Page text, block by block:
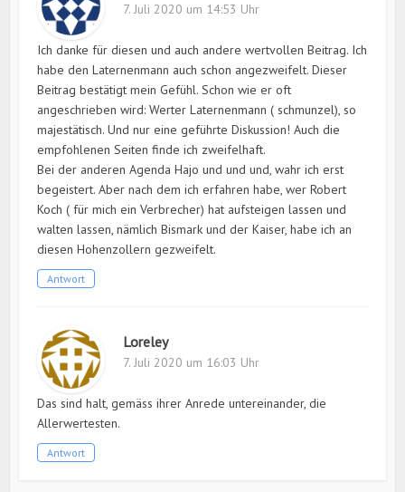
7. Juli 2020 um 14:53 Uhr
Ich danke für diesen und auch andere wertvollen Beitrag. Ich
habe den Laternenmann auch schon angezweifelt. Dieser
Beitrag bestätigt mein Gefühl. Schon wie er oft
angeschrieben wird: Werter Laternenmann ( schmunzel), so
majestätisch. Und nur eine geführte Diskussion! Auch die
empfohlenen Seiten finde ich zweifelhaft.
Bei der anderen Agenda Hajo und und und, wahr ich erst
begeistert. Aber nach dem ich erfahren habe, wer Robert
Koch ( für mich ein Verbrecher) hat aufsteigen lassen und
walten lassen, nämlich Bismark und der Kaiser, habe ich an
diesen Hohenzollern gezweifelt.
Antwort
Loreley
7. Juli 2020 um 16:03 Uhr
Das sind halt, gemäss ihrer Anrede untereinander, die
Allerwertesten.
Antwort